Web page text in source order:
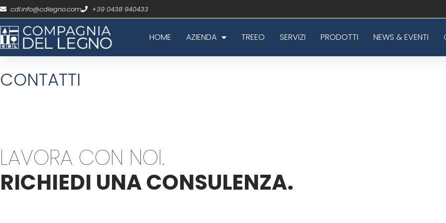
cdl.info@cdlegno.com +39 0438 940433
HOME AZIENDA TREEO SERVIZI PRODOTTI NEWS & EVENTI
CONTATTI
LAVORA CON NOI.
RICHIEDI UNA CONSULENZA.